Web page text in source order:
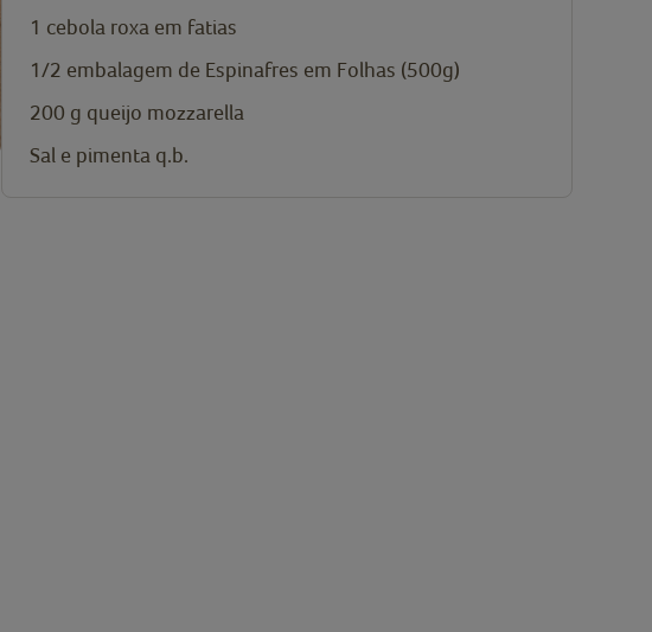
1 cebola roxa em fatias
1/2 embalagem de Espinafres em Folhas (500g)
200 g queijo mozzarella
Sal e pimenta q.b.